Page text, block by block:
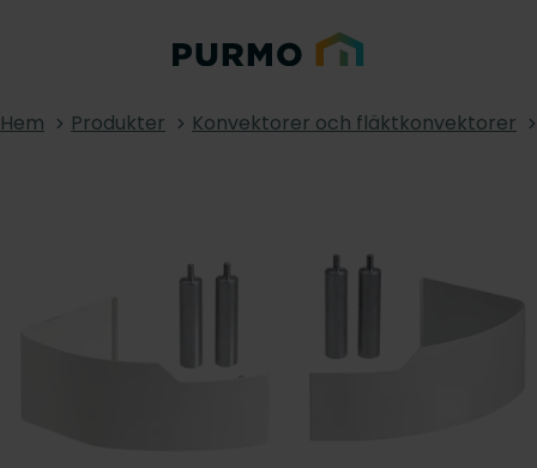
Hem Produkter Konvektorer och fläktkonvektorer